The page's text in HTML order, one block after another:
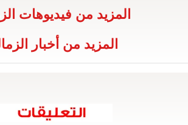
المزيد من فيديوهات
المزيد من أخبار